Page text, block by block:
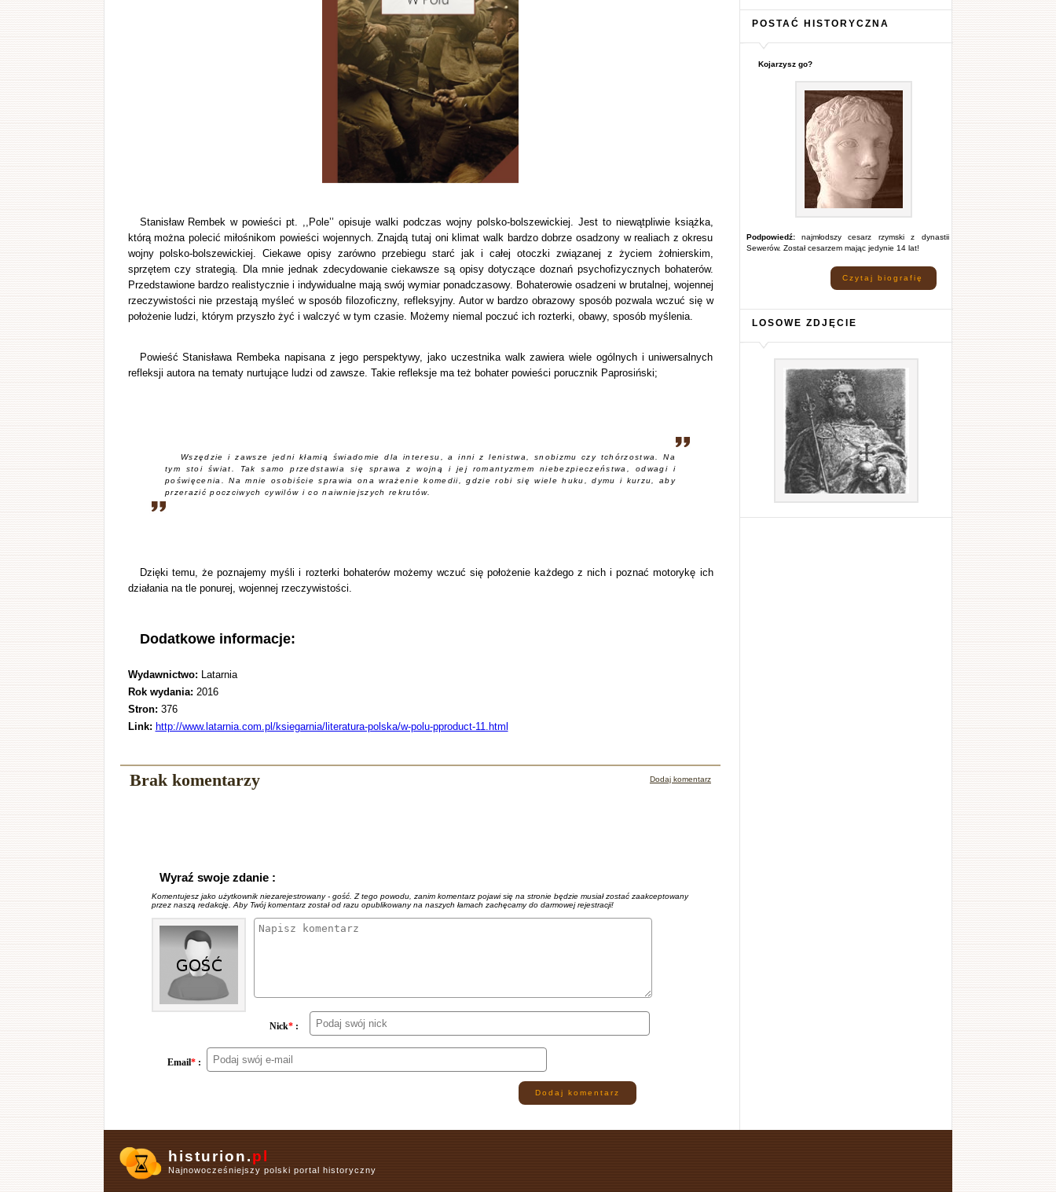
Stanisław Rembek w powieści pt. ,,Pole’’ opisuje walki podczas wojny polsko-bolszewickiej. Jest to niewątpliwie książka,
którą można polecić miłośnikom powieści wojennych. Znajdą tutaj oni klimat walk bardzo dobrze osadzony w realiach z okresu
wojny polsko-bolszewickiej. Ciekawe opisy zarówno przebiegu starć jak i całej otoczki związanej z życiem żołnierskim,
sprzętem czy strategią. Dla mnie jednak zdecydowanie ciekawsze są opisy dotyczące doznań psychofizycznych bohaterów.
Przedstawione bardzo realistycznie i indywidualne mają swój wymiar ponadczasowy. Bohaterowie osadzeni w brutalnej, wojennej
rzeczywistości nie przestają myśleć w sposób filozoficzny, refleksyjny. Autor w bardzo obrazowy sposób pozwala wczuć się w
położenie ludzi, którym przyszło żyć i walczyć w tym czasie. Możemy niemal poczuć ich rozterki, obawy, sposób myślenia.
Powieść Stanisława Rembeka napisana z jego perspektywy, jako uczestnika walk zawiera wiele ogólnych i uniwersalnych
refleksji autora na tematy nurtujące ludzi od zawsze. Takie refleksje ma też bohater powieści porucznik Paprosiński;
Wszędzie i zawsze jedni kłamią świadomie dla interesu, a inni z lenistwa, snobizmu czy tchórzostwa. Na
tym stoi świat. Tak samo przedstawia się sprawa z wojną i jej romantyzmem niebezpieczeństwa, odwagi i
poświęcenia. Na mnie osobiście sprawia ona wrażenie komedii, gdzie robi się wiele huku, dymu i kurzu, aby
przerazić poczciwych cywilów i co naiwniejszych rekrutów.
Dzięki temu, że poznajemy myśli i rozterki bohaterów możemy wczuć się położenie każdego z nich i poznać motorykę ich
działania na tle ponurej, wojennej rzeczywistości.
Dodatkowe informacje:
Wydawnictwo: Latarnia
Rok wydania: 2016
Stron: 376
Link: http://www.latarnia.com.pl/ksiegarnia/literatura-polska/w-polu-pproduct-11.html
Brak komentarzy Dodaj komentarz
Wyraź swoje zdanie :
Komentujesz jako użytkownik niezarejestrowany - gość. Z tego powodu, zanim komentarz pojawi się na stronie będzie musiał zostać zaakceptowany
przez naszą redakcję. Aby Twój komentarz został od razu opublikowany na naszych łamach zachęcamy do darmowej rejestracji!
Nick* :
Email* :
Dodaj komentarz
POSTAĆ HISTORYCZNA
Kojarzysz go?
Podpowiedź:najmłodszy cesarz rzymski z dynastii
Sewerów. Został cesarzem mając jedynie 14 lat!
Czytaj biografię
LOSOWE ZDJĘCIE
histurion.pl
Najnowocześniejszy polski portal historyczny